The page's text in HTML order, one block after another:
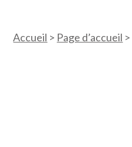
Accueil > Page d’accueil >